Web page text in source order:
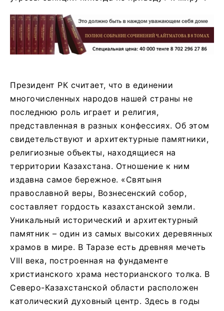
Президент РК считает, что в единении
многочисленных народов нашей страны не
последнюю роль играет и религия,
представленная в разных конфессиях. Об этом
свидетельствуют и архитектурные памятники,
религиозные объекты, находящиеся на
территории Казахстана. Отношение к ним
издавна самое бережное. «Святыня
православной веры, Вознесенский собор,
составляет гордость казахстанской земли.
Уникальный исторический и архитектурный
памятник – один из самых высоких деревянных
храмов в мире. В Таразе есть древняя мечеть
VIII века, построенная на фундаменте
христианского храма несторианского толка. В
Северо-Казахстанской области расположен
католический духовный центр. Здесь в годы